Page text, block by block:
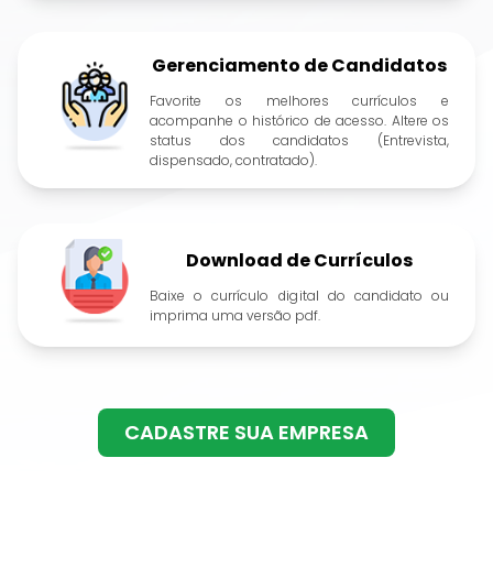
Gerenciamento de Candidatos
Favorite os melhores currículos e
acompanhe o histórico de acesso. Altere os
status dos candidatos (Entrevista,
dispensado, contratado).
Download de Currículos
Baixe o currículo digital do candidato ou
imprima uma versão pdf.
CADASTRE SUA EMPRESA